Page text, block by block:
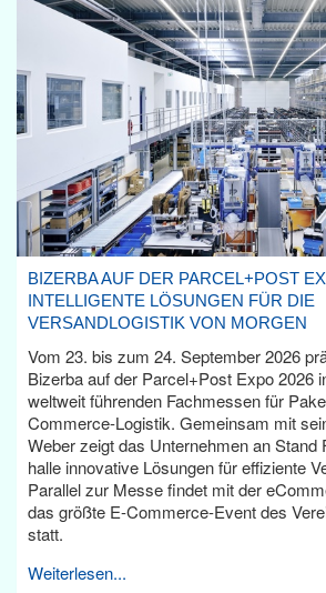
BIZERBA AUF DER PARCEL+POST
INTELLIGENTE LÖSUNGEN FÜR DIE
VERSANDLOGISTIK VON MORGEN
Vom 23. bis zum 24. September 2026
Bizerba auf der Parcel+Post Expo 2026
weltweit führenden Fachmessen für
Commerce-Logistik. Gemeinsam mit
Weber zeigt das Unternehmen an
halle innovative Lösungen für effiziente
Parallel zur Messe findet mit der
das größte E-Commerce-Event des
statt.
Weiterlesen...